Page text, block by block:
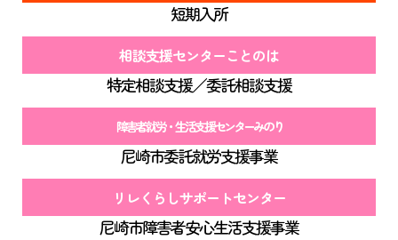
短期入所
相談支援センターことのは
特定相談支援／委託相談支援
障害者就労・生活支援センターみのり
尼崎市委託就労支援事業
リレくらしサポートセンター
尼崎市障害者安心生活支援事業